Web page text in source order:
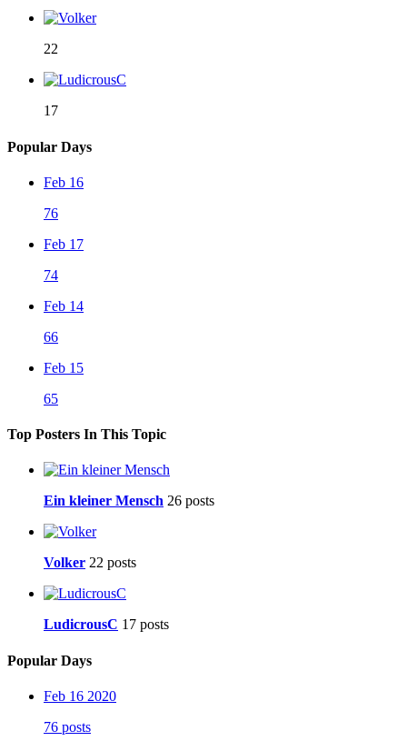
22
17
Popular Days
Feb 16
76
Feb 17
74
Feb 14
66
Feb 15
65
Top Posters In This Topic
Ein kleiner Mensch 26 posts
Volker 22 posts
LudicrousC 17 posts
Popular Days
Feb 16 2020
76 posts